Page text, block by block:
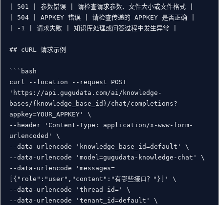
| 501 | 参数错误 | 请检查请求参数、文件大小或文件格式 |
| 504 | APPKEY 错误 | 请检查传递的 APPKEY 是否正确 |
| -1 | 请求失败 | 知识库处理或问答过程中发生异常 |
## cURL 请求示例
```bash
curl --location --request POST
'https://api.gugudata.com/ai/knowledge-
bases/{knowledge_base_id}/chat/completions?
appkey=YOUR_APPKEY' \
--header 'Content-Type: application/x-www-form-
urlencoded' \
--data-urlencode 'knowledge_base_id=default' \
--data-urlencode 'model=gugudata-knowledge-chat' \
--data-urlencode 'messages=
[{"role":"user","content":"有哪些接口？"}]' \
--data-urlencode 'thread_id=' \
--data-urlencode 'tenant_id=default' \